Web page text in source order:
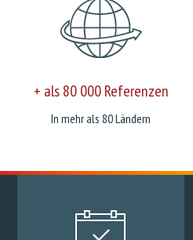
+ als 80 000 Referenzen
In mehr als 80 Ländern